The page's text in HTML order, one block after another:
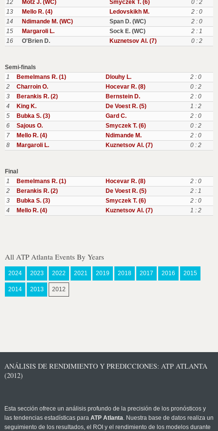
12 Motz J. (WC) Smyczek T. (6)
0 : 2
13
Mello R. (4) Ledovskikh M.
2 : 0
14
Ndimande M. (WC) Span D. (WC)
2 : 0
15
Margaroli L. Sock E. (WC)
2 : 1
16
O'Brien D. Kuznetsov Al. (7) 0 : 2
Semi-finals
1
Bemelmans R. (1) Dlouhy L.
2 : 0
2
Charroin O. Hocevar R. (8)
0 : 2
3
Berankis R. (2) Bernstein D.
2 : 0
4
King K. De Voest R. (5)
1 : 2
5
Bubka S. (3) Gard C.
2 : 0
6
Sajous O. Smyczek T. (6)
0 : 2
7
Mello R. (4) Ndimande M.
2 : 0
8
Margaroli L. Kuznetsov Al. (7) 0 : 2
Final
1
Bemelmans R. (1) Hocevar R. (8)
2 : 0
2
Berankis R. (2) De Voest R. (5)
2 : 1
3
Bubka S. (3) Smyczek T. (6)
2 : 0
4
Mello R. (4) Kuznetsov Al. (7) 1 : 2
All ATP Atlanta Events By Years
2024 2023 2022 2021 2019 2018 2017 2016 2015
2014 2013 2012
ANÁLISIS DE RENDIMIENTO Y PREDICCIONES: ATP ATLANTA
(2012)
Esta sección ofrece un análisis profundo de la precisión de los pronósticos y
las tendencias estadísticas para ATP Atlanta. Nuestra base de datos realiza un
seguimiento de los resultados, el ROI y el rendimiento de los modelos durante